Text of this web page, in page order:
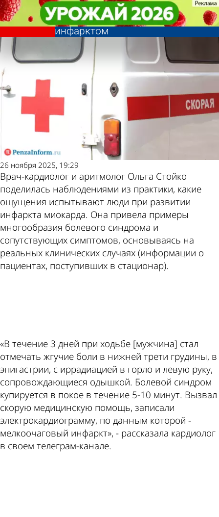
Кардиолог: Через несколько дней
после этого симптома увозят с
инфарктом
Общество
26 ноября 2025, 19:29
Врач-кардиолог и аритмолог Ольга Стойко
поделилась наблюдениями из практики, какие
ощущения испытывают люди при развитии
инфаркта миокарда. Она привела примеры
многообразия болевого синдрома и
сопутствующих симптомов, основываясь на
реальных клинических случаях (информации о
пациентах, поступивших в стационар).
«В течение 3 дней при ходьбе [мужчина] стал
отмечать жгучие боли в нижней трети грудины, в
эпигастрии, с иррадиацией в горло и левую руку,
сопровождающиеся одышкой. Болевой синдром
купируется в покое в течение 5-10 минут. Вызвал
скорую медицинскую помощь, записали
электрокардиограмму, по данным которой -
мелкоочаговый инфаркт», - рассказала кардиолог
в своем телеграм-канале.
Кардиолог: Через несколько дней
после этого симптома увозят с
инфарктом
Общество
Другие
новости по
теме
Погода и
курсы валют
в Пензе